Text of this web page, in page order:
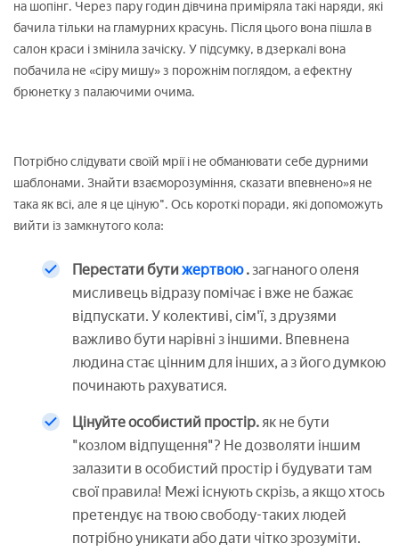
на шопінг. Через пару годин дівчина приміряла такі наряди, які
бачила тільки на гламурних красунь. Після цього вона пішла в
салон краси і змінила зачіску. У підсумку, в дзеркалі вона
побачила не «сіру мишу» з порожнім поглядом, а ефектну
брюнетку з палаючими очима.
Потрібно слідувати своїй мрії і не обманювати себе дурними
шаблонами. Знайти взаєморозуміння, сказати впевнено»я не
така як всі, але я це ціную". Ось короткі поради, які допоможуть
вийти із замкнутого кола:
Перестати бутижертвою. загнаного оленя
мисливець відразу помічає і вже не бажає
відпускати. У колективі, сім'ї, з друзями
важливо бути нарівні з іншими. Впевнена
людина стає цінним для інших, а з його думкою
починають рахуватися.
Цінуйте особистий простір. як не бути
"козлом відпущення"? Не дозволяти іншим
залазити в особистий простір і будувати там
свої правила! Межі існують скрізь, а якщо хтось
претендує на твою свободу-таких людей
потрібно уникати або дати чітко зрозуміти.